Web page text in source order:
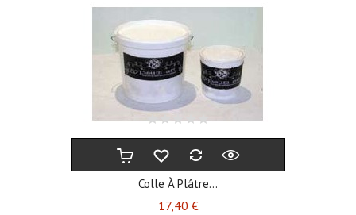
Colle À Plâtre...
17,40 €Prix